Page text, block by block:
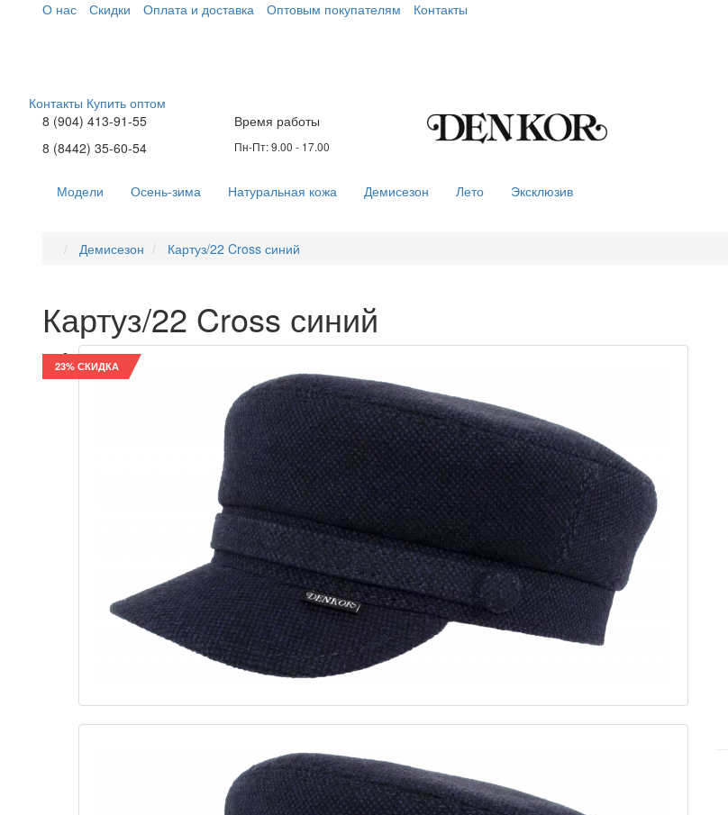
О нас Скидки Оплата и доставка Оптовым покупателям Контакты
Контакты Купить оптом
8 (904) 413-91-55
8 (8442) 35-60-54
Время работы
Пн-Пт: 9.00 - 17.00
Модели Осень-зима Натуральная кожа Демисезон Лето Эксклюзив
Демисезон Картуз/22 Cross синий
Картуз/22 Cross синий
23% СКИДКА